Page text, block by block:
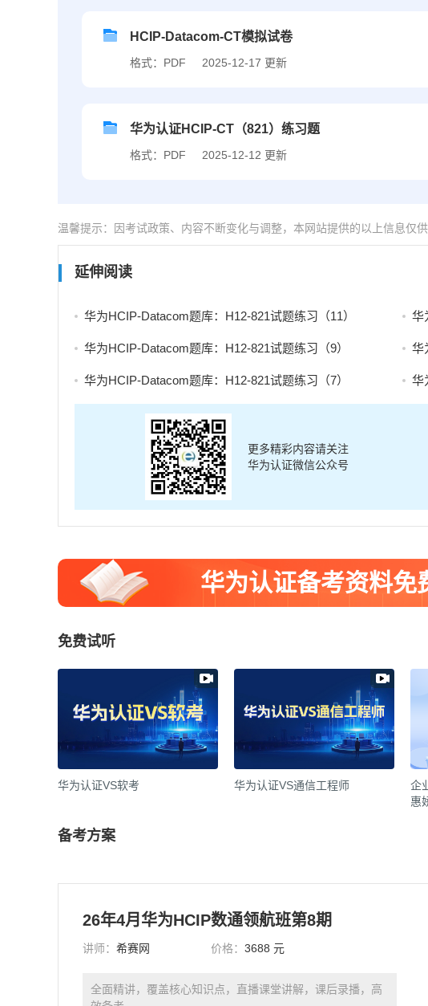
HCIP-Datacom-CT模拟试卷
格式：PDF 2025-12-17 更新
华为认证HCIP-CT（821）练习题
格式：PDF 2025-12-12 更新
温馨提示：因考试政策、内容不断变化与调整，本网站提供的以上信息仅
延伸阅读
华为HCIP-Datacom题库：H12-821试题练习（11） 华
华为HCIP-Datacom题库：H12-821试题练习（9） 华
华为HCIP-Datacom题库：H12-821试题练习（7） 华
更多精彩内容请关注
华为认证微信公众号
华为认证备考资料免
免费试听
华为认证VS软考 华为认证VS通信工程师
企
惠
备考方案
26年4月华为HCIP数通领航班第8期
讲师： 希赛网 价格： 3688 元
全面精讲，覆盖核心知识点，直播课堂讲解，课后录播，高